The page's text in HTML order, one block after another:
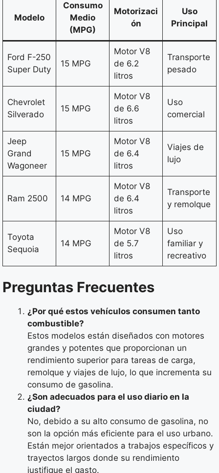
Modelo
Consumo
Medio
(MPG)
Motorizaci
ón
Uso
Principal
Ford F-250
Super Duty
15 MPG
Motor V8
de 6.2
litros
Transporte
pesado
Chevrolet
Silverado
15 MPG
Motor V8
de 6.6
litros
Uso
comercial
Jeep
Grand
Wagoneer
15 MPG
Motor V8
de 6.4
litros
Viajes de
lujo
Ram 2500 14 MPG
Motor V8
de 6.4
litros
Transporte
y remolque
Toyota
Sequoia
14 MPG
Motor V8
de 5.7
litros
Uso
familiar y
recreativo
Preguntas Frecuentes
¿Por qué estos vehículos consumen tanto
combustible?
Estos modelos están diseñados con motores
grandes y potentes que proporcionan un
rendimiento superior para tareas de carga,
remolque y viajes de lujo, lo que incrementa su
consumo de gasolina.
¿Son adecuados para el uso diario en la
ciudad?
No, debido a su alto consumo de gasolina, no
son la opción más eficiente para el uso urbano.
Están mejor orientados a trabajos específicos y
trayectos largos donde su rendimiento
justifique el gasto.